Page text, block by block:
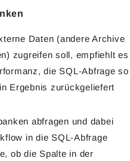
Daten (andere Archive
zugreifen soll, empfiehlt es
die SQL-Abfrage so
Ergebnis zurückgeliefert
abfragen und dabei
in die SQL-Abfrage
ob die Spalte in der